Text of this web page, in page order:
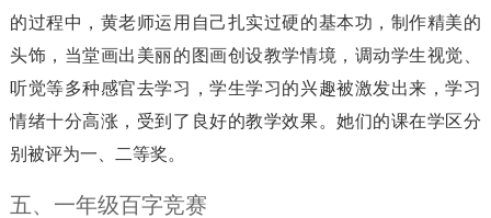
的过程中，黄老师运用自己扎实过硬的基本功，制作精美的
头饰，当堂画出美丽的图画创设教学情境，调动学生视觉、
听觉等多种感官去学习，学生学习的兴趣被激发出来，学习
情绪十分高涨，受到了良好的教学效果。她们的课在学区分
别被评为一、二等奖。
五、一年级百字竞赛